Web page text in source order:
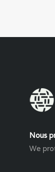
Nous
We